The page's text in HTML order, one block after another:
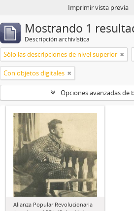
Imprimir vista previa
Mostrando 1
Descripción archivística
Sólo las descripciones de nivel superior
Con objetos digitales
Opciones avanzadas de
Alianza Popular Revolucionaria